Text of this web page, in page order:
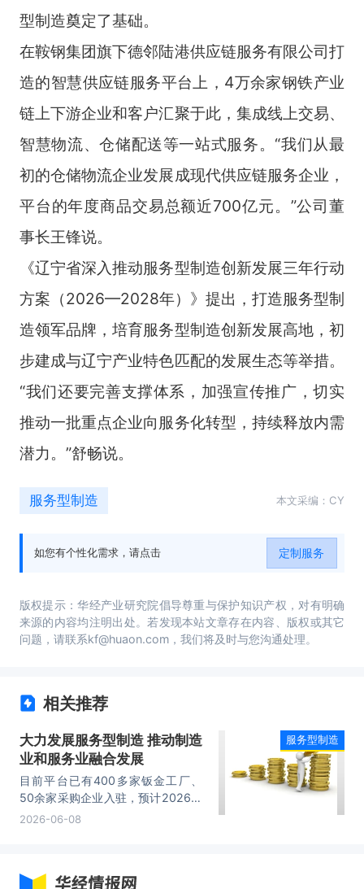
型制造奠定了基础。
在鞍钢集团旗下德邻陆港供应链服务有限公司打
造的智慧供应链服务平台上，4万余家钢铁产业
链上下游企业和客户汇聚于此，集成线上交易、
智慧物流、仓储配送等一站式服务。“我们从最
初的仓储物流企业发展成现代供应链服务企业，
平台的年度商品交易总额近700亿元。”公司董
事长王锋说。
《辽宁省深入推动服务型制造创新发展三年行动
方案（2026—2028年）》提出，打造服务型制
造领军品牌，培育服务型制造创新发展高地，初
步建成与辽宁产业特色匹配的发展生态等举措。
“我们还要完善支撑体系，加强宣传推广，切实
推动一批重点企业向服务化转型，持续释放内需
潜力。”舒畅说。
服务型制造 本文采编：CY
如您有个性化需求，请点击 定制服务
版权提示：华经产业研究院倡导尊重与保护知识产权，对有明确
来源的内容均注明出处。若发现本站文章存在内容、版权或其它
问题，请联系kf@huaon.com，我们将及时与您沟通处理。
相关推荐
大力发展服务型制造 推动制造
业和服务业融合发展
目前平台已有400多家钣金工厂、
50余家采购企业入驻，预计2026年
订单额将达到4亿元。
2026-06-08
服务型制造